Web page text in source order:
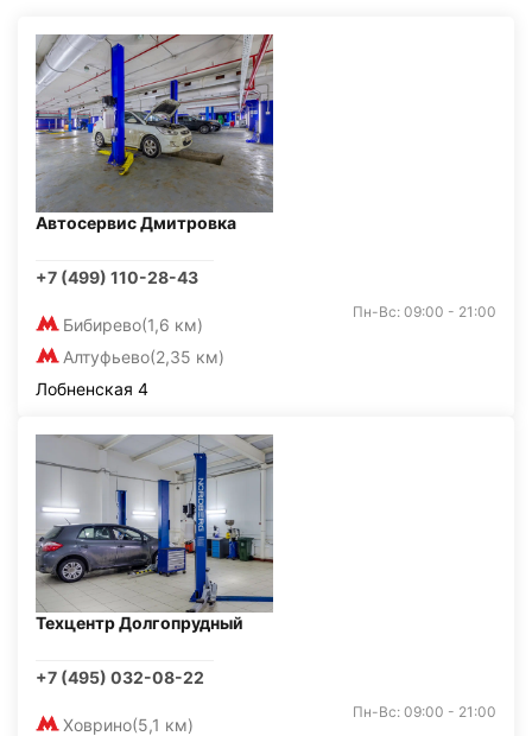
Автосервис Дмитровка
+7 (499) 110-28-43
Бибирево(1,6 км)
Алтуфьево(2,35 км)
Пн-Вс: 09:00 - 21:00
Лобненская 4
Техцентр Долгопрудный
+7 (495) 032-08-22
Ховрино(5,1 км)
Пн-Вс: 09:00 - 21:00